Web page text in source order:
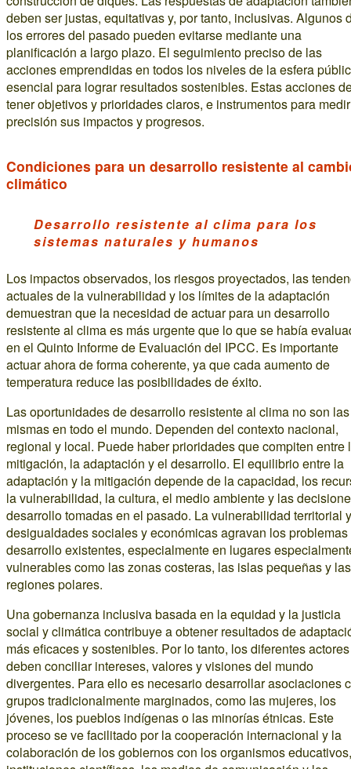
deben ser justas, equitativas y, por tanto, inclusivas. Algunos
los errores del pasado pueden evitarse mediante una
planificación a largo plazo. El seguimiento preciso de las
acciones emprendidas en todos los niveles de la esfera
esencial para lograr resultados sostenibles. Estas acciones
tener objetivos y prioridades claros, e instrumentos para
precisión sus impactos y progresos.
Condiciones para un desarrollo resistente al
climático
Desarrollo resistente al clima para los
sistemas naturales y humanos
Los impactos observados, los riesgos proyectados, las
actuales de la vulnerabilidad y los límites de la adaptación
demuestran que la necesidad de actuar para un desarrollo
resistente al clima es más urgente que lo que se había
en el Quinto Informe de Evaluación del IPCC. Es importante
actuar ahora de forma coherente, ya que cada aumento de
temperatura reduce las posibilidades de éxito.
Las oportunidades de desarrollo resistente al clima no son las
mismas en todo el mundo. Dependen del contexto nacional,
regional y local. Puede haber prioridades que compiten entre
mitigación, la adaptación y el desarrollo. El equilibrio entre la
adaptación y la mitigación depende de la capacidad, los
la vulnerabilidad, la cultura, el medio ambiente y las
desarrollo tomadas en el pasado. La vulnerabilidad territorial
desigualdades sociales y económicas agravan los problemas
desarrollo existentes, especialmente en lugares
vulnerables como las zonas costeras, las islas pequeñas y las
regiones polares.
Una gobernanza inclusiva basada en la equidad y la justicia
social y climática contribuye a obtener resultados de
más eficaces y sostenibles. Por lo tanto, los diferentes actores
deben conciliar intereses, valores y visiones del mundo
divergentes. Para ello es necesario desarrollar asociaciones
grupos tradicionalmente marginados, como las mujeres, los
jóvenes, los pueblos indígenas o las minorías étnicas. Este
proceso se ve facilitado por la cooperación internacional y la
colaboración de los gobiernos con los organismos